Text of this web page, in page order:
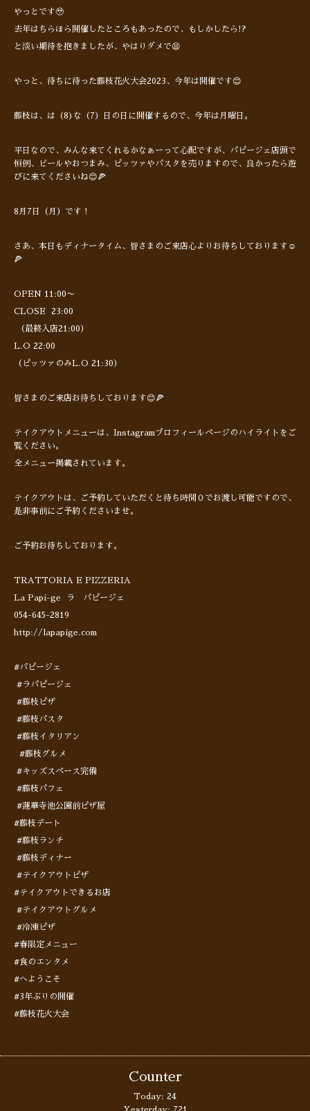
やっとです🥹
去年はちらほら開催したところもあったので、もしかしたら!?
と淡い期待を抱きましたが、やはりダメで😫
やっと、待ちに待った藤枝花火大会2023、今年は開催です😊
藤枝は、は（8)な（7）日の日に開催するので、今年は月曜日。
平日なので、みんな来てくれるかなぁーって心配ですが、パピージェ店頭で
恒例、ビールやおつまみ、ピッツァやパスタを売りますので、良かったら遊
びに来てくださいね😊🍕
8月7日（月）です！
さあ、本日もディナータイム、皆さまのご来店心よりお待ちしております☺️
🍕
OPEN 11:00〜
CLOSE 23:00
（最終入店21:00）
L.O 22:00
（ピッツァのみL.O 21:30）
皆さまのご来店お待ちしております😊🍕
テイクアウトメニューは、Instagramプロフィールページのハイライトをご
覧ください。
全メニュー掲載されています。
テイクアウトは、ご予約していただくと待ち時間０でお渡し可能ですので、
是非事前にご予約くださいませ。
ご予約お待ちしております。
TRATTORIA E PIZZERIA
La Papi-ge ラ パピージェ
054-645-2819
http://lapapige.com
#パピージェ
#ラパピージェ
#藤枝ピザ
#藤枝パスタ
#藤枝イタリアン
#藤枝グルメ
#キッズスペース完備
#藤枝パフェ
#蓮華寺池公園前ピザ屋
#藤枝デート
#藤枝ランチ
#藤枝ディナー
#テイクアウトピザ
#テイクアウトできるお店
#テイクアウトグルメ
#冷凍ピザ
#春限定メニュー
#食のエンタメ
#へようこそ
#3年ぶりの開催
#藤枝花火大会
Counter
Today: 24